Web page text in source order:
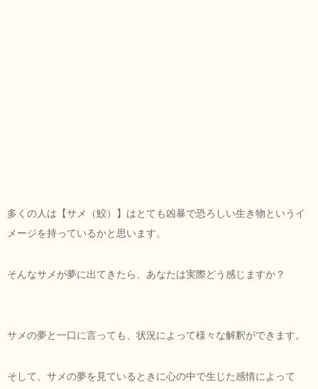
多くの人は【サメ（鮫）】はとても凶暴で恐ろしい生き物というイ
メージを持っているかと思います。
そんなサメが夢に出てきたら、あなたは実際どう感じますか？
サメの夢と一口に言っても、状況によって様々な解釈ができます。
そして、サメの夢を見ているときに心の中で生じた感情によって